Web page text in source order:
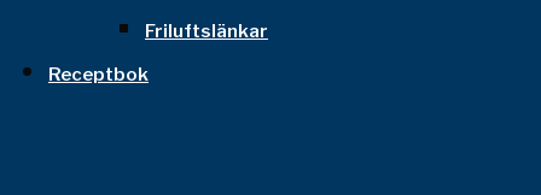
Friluftslänkar
Receptbok